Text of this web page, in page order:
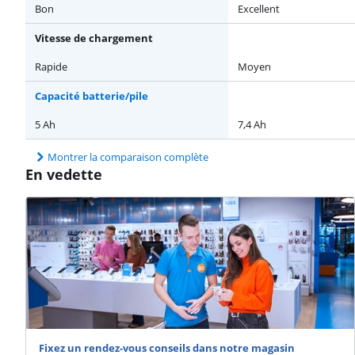
Bon
Excellent
Vitesse de chargement
Rapide
Moyen
Capacité batterie/pile
5 Ah
7,4 Ah
Montrer la comparaison complète
En vedette
Fixez un rendez-vous conseils dans notre magasin